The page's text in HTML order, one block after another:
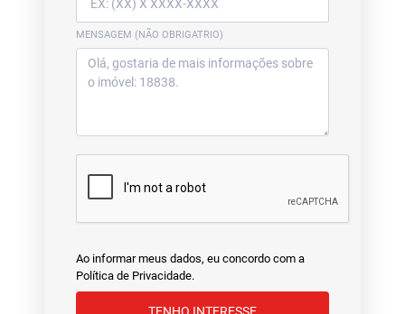
MENSAGEM (NÃO OBRIGATRIO)
Ao informar meus dados, eu concordo com a
Política de Privacidade.